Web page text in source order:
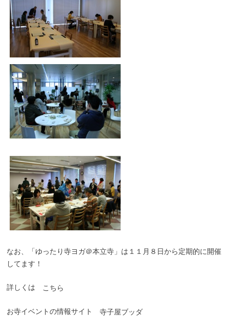
なお、「ゆったり寺ヨガ＠本立寺」は１１月８日から定期的に開催
してます！
詳しくは こちら
お寺イベントの情報サイト 寺子屋ブッダ